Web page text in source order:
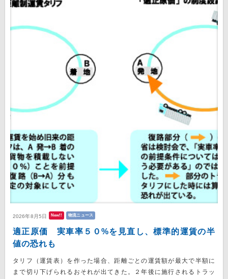
2026年8月5日 New!! 物流ニュース
適正原価 実車率５０%を見直し、標準的運賃の半
値の恐れも
タリフ（運賃表）を作った場合、距離ごとの運賃額が最大で半額に
まで切り下げられるおそれが出てきた。２年後に施行されるトラッ